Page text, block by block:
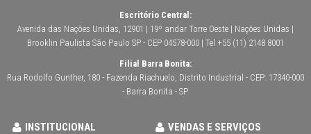
Escritório Central:
Avenida das Nações Unidas, 12901 | 19º andar Torre Oeste | Nações Unidas |
Brooklin Paulista São Paulo SP - CEP 04578-000 | Tel +55 (11) 2148 8001
Filial Barra Bonita:
Rua Rodolfo Gunther, 180 - Fazenda Riachuelo, Distrito Industrial - CEP: 17340-000
- Barra Bonita - SP
INSTITUCIONAL
VENDAS E SERVIÇOS